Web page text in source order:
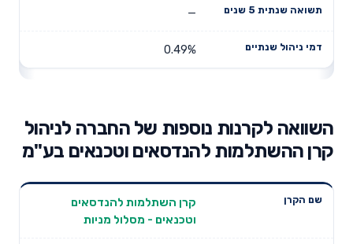
—
0.49%
השוואה לקרנות נוספות של החברה לניהול
קרן ההשתלמות להנדסאים וטכנאים בע"מ
שנתית 3
תשואה
שנתית 5
קרן השתלמות להנדסאים
וטכנאים - מסלול מניות